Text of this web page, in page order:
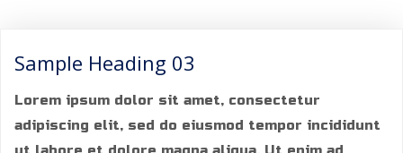
Sample Heading 03
Lorem ipsum dolor sit amet, consectetur
adipiscing elit, sed do eiusmod tempor incididunt